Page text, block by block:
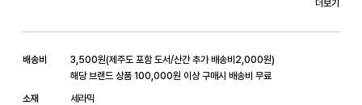
*핸드 빌트 특성상, 완전한 원의 모양이 아닙니다.
더보기
배송비 3,500원(제주도 포함 도서/산간 추가 배송비2,000원)
해당 브랜드 상품 100,000원 이상 구매시 배송비 무료
소재
세라믹